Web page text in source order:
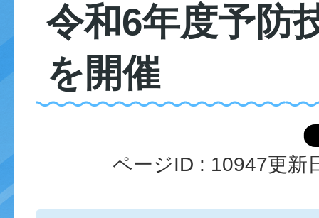
令和6年度予防
を開催
ページID : 10947更新